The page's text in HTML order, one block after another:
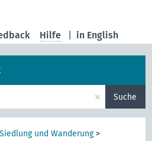
in English
Hilfe
× Suche
Siedlung und Wanderung>